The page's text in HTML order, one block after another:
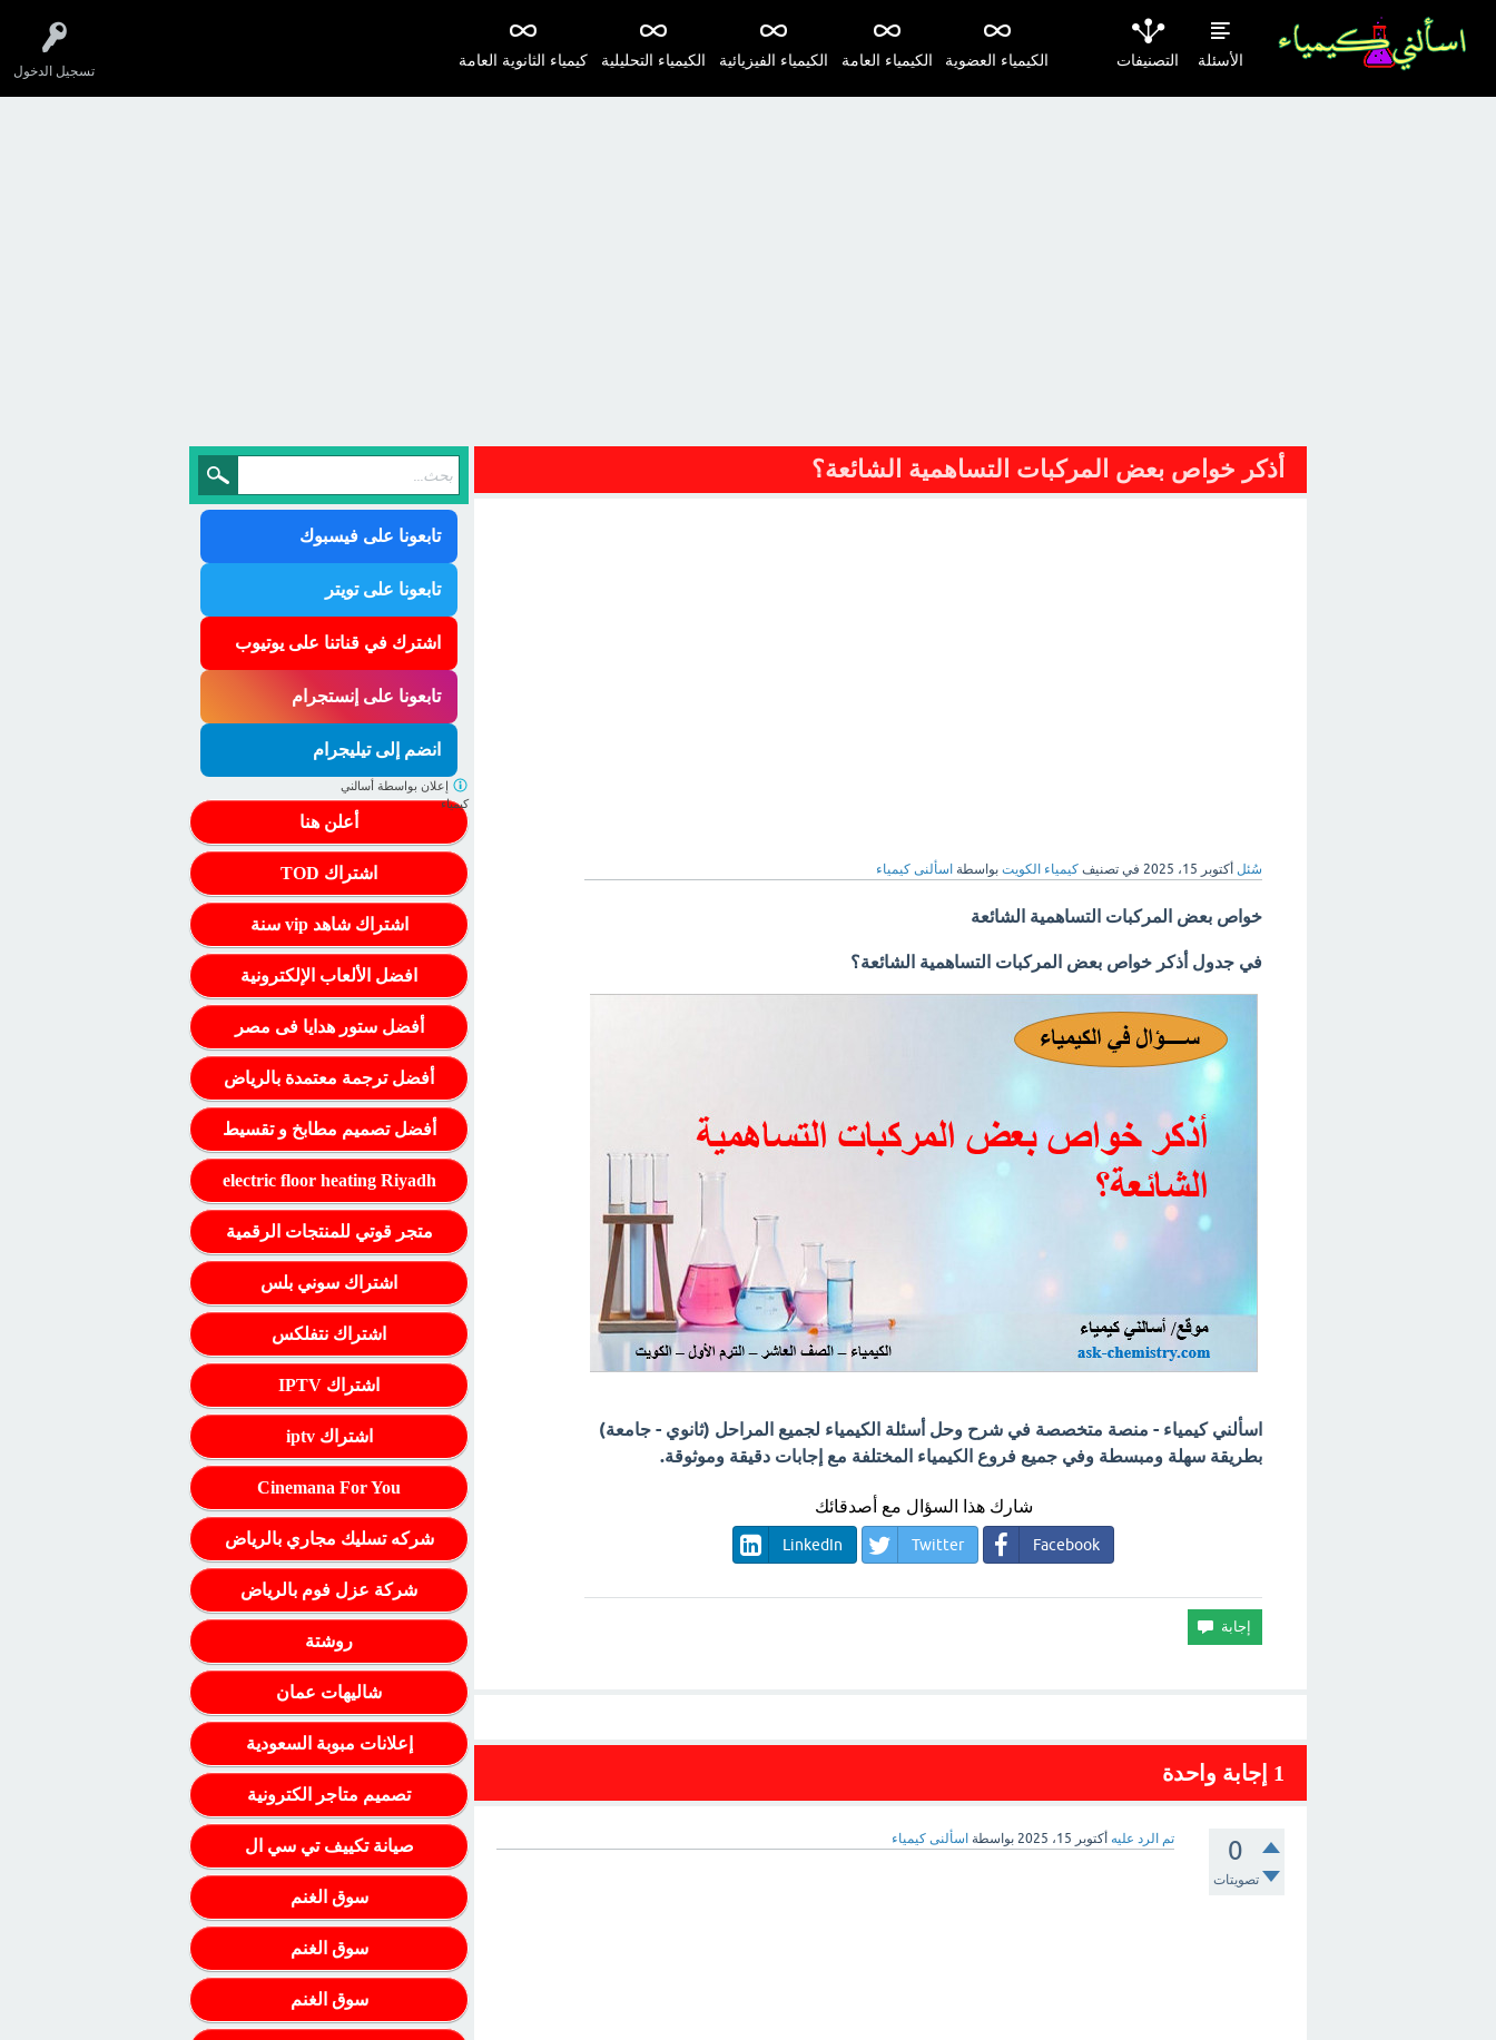
تسجيل الدخول
الأسئلة التصنيفات كيمياء الثانوية العامة الكيمياء التحليلية الكيمياء الفيزيائية الكيمياء العامة الكيمياء العضوية
أذكر خواص بعض المركبات التساهمية الشائعة؟
سُئل أكتوبر 15، 2025 في تصنيف كيمياء الكويت بواسطة اسألنى كيمياء
خواص بعض المركبات التساهمية الشائعة
في جدول أذكر خواص بعض المركبات التساهمية الشائعة؟
اسألني كيمياء - منصة متخصصة في شرح وحل أسئلة الكيمياء لجميع المراحل (ثانوي - جامعة)
بطريقة سهلة ومبسطة وفي جميع فروع الكيمياء المختلفة مع إجابات دقيقة وموثوقة.
شارك هذا السؤال مع أصدقائك
Facebook
Twitter
LinkedIn
1 إجابة واحدة
0
تصويتات
تم الرد عليه أكتوبر 15، 2025 بواسطة اسألنى كيمياء
تابعونا على فيسبوك
تابعونا على تويتر
اشترك في قناتنا على يوتيوب
تابعونا على إنستجرام
انضم إلى تيليجرام
أعلن هنا
اشتراك TOD
اشتراك شاهد vip سنة
افضل الألعاب الإلكترونية
أفضل ستور هدايا فى مصر
أفضل ترجمة معتمدة بالرياض
أفضل تصميم مطابخ و تقسيط
electric floor heating Riyadh
متجر قوتي للمنتجات الرقمية
اشتراك سوني بلس
اشتراك نتفلكس
اشتراك IPTV
اشتراك iptv
Cinemana For You
شركه تسليك مجاري بالرياض
شركة عزل فوم بالرياض
روشتة
شاليهات عمان
إعلانات مبوبة السعودية
تصميم متاجر الكترونية
صيانة تكييف تي سي ال
سوق الغنم
سوق الغنم
سوق الغنم
إعلان بواسطة أسالني
كيمياء